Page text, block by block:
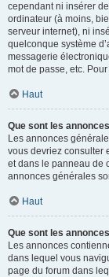
cependant ni insérer
ordinateur (à moins,
serveur internet), ni
quelconque système
messagerie
mot de passe, etc.
Haut
Que sont les
Les annonces
vous devriez consulter
et dans le panneau de
annonces générales
Haut
Que sont les
Les annonces
dans lequel vous
page du forum dans